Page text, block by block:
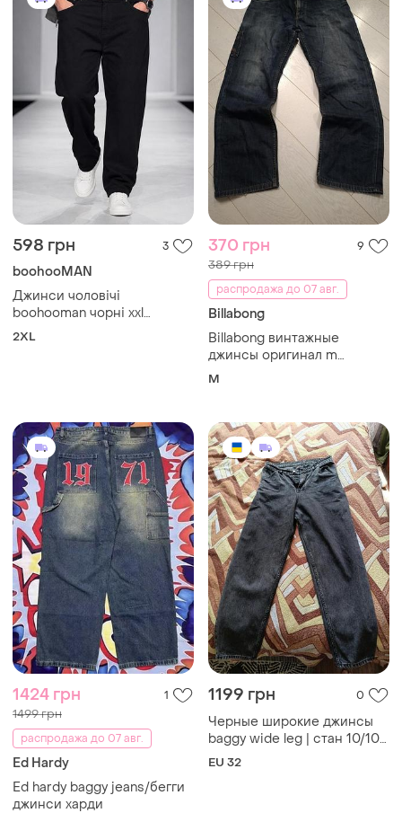
598 грн 3
boohooMAN
Джинси чоловічі
boohooman чорні xxl
бавовна
2XL
370 грн 9
389 грн
распродажа до 07 авг.
Billabong
Billabong винтажные
джинсы оригинал m
базовые у2к джинсы
M
1424 грн 1
1499 грн
распродажа до 07 авг.
Ed Hardy
Ed hardy baggy jeans/бегги
джинси харди
1199 грн 0
Черные широкие джинсы
baggy wide leg | стан 10/10 |
стильные и качественные
EU 32